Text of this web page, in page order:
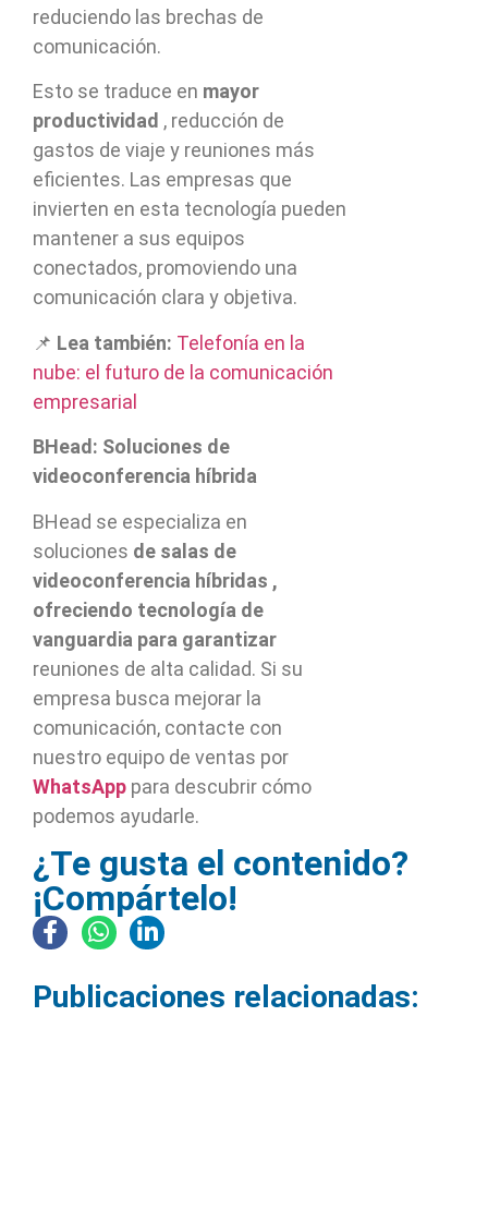
reduciendo las brechas de
comunicación.
Esto se traduce en mayor
productividad , reducción de
gastos de viaje y reuniones más
eficientes. Las empresas que
invierten en esta tecnología pueden
mantener a sus equipos
conectados, promoviendo una
comunicación clara y objetiva.
📌 Lea también: Telefonía en la
nube: el futuro de la comunicación
empresarial
BHead: Soluciones de
videoconferencia híbrida
BHead se especializa en
soluciones de salas de
videoconferencia híbridas ,
ofreciendo tecnología de
vanguardia para garantizar
reuniones de alta calidad. Si su
empresa busca mejorar la
comunicación, contacte con
nuestro equipo de ventas por
WhatsApp para descubrir cómo
podemos ayudarle.
¿Te gusta el contenido?
¡Compártelo!
Publicaciones relacionadas: